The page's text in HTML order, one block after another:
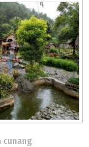
cunang